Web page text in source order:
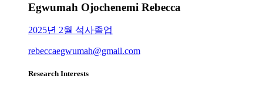
Egwumah Ojochenemi Rebecca
2025년 2월 석사졸업
rebeccaegwumah@gmail.com
Research Interests